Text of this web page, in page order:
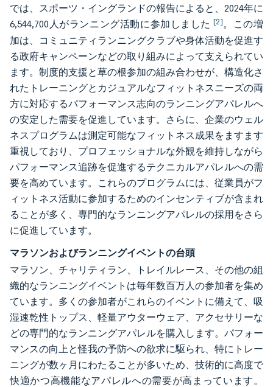
では、スポーツ・イングランドの報告によると、2024年に
6,544,700人がランニング活動に参加しました [2]。この増
加は、コミュニティランニングクラブや身体活動を促進す
る政府キャンペーンなどの取り組みによって支えられてい
ます。制度的支援と草の根参加の組み合わせが、構造化さ
れたトレーニングとカジュアルなフィットネスニーズの両
方に対応するパフォーマンス志向のランニングアパレルへ
の安定した需要を促進しています。さらに、企業のウェル
ネスプログラムは測定可能なフィットネス成果をますます
重視しており、プロフェッショナルな外観を維持しながら
パフォーマンス追跡を促進するテクニカルアパレルへの需
要を高めています。これらのプログラムには、従業員がフ
ィットネス活動に参加するためのインセンティブが含まれ
ることが多く、専門的なランニングアパレルの採用をさら
に促進しています。
マラソンおよびランニングイベントの台頭
マラソン、チャリティラン、トレイルレース、その他の組
織的なランニングイベントは毎年数百万人の参加者を集め
ています。多くの参加者がこれらのイベントに備えて、吸
湿速乾性トップス、軽量アウターウェア、アクセサリーな
どの専門的なランニングアパレルを購入します。パフォー
マンスの向上と怪我の予防への欲求に駆られ、特にトレー
ニングが数ヶ月にわたることが多いため、技術的に高度で
快適かつ高機能なアパレルへの需要が高まっています。